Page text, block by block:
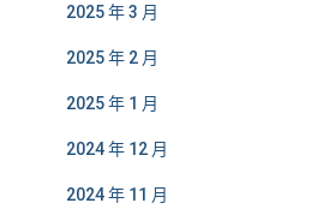
2025 年 3 月
2025 年 2 月
2025 年 1 月
2024 年 12 月
2024 年 11 月